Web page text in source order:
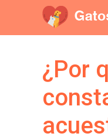
contenido
¿Por